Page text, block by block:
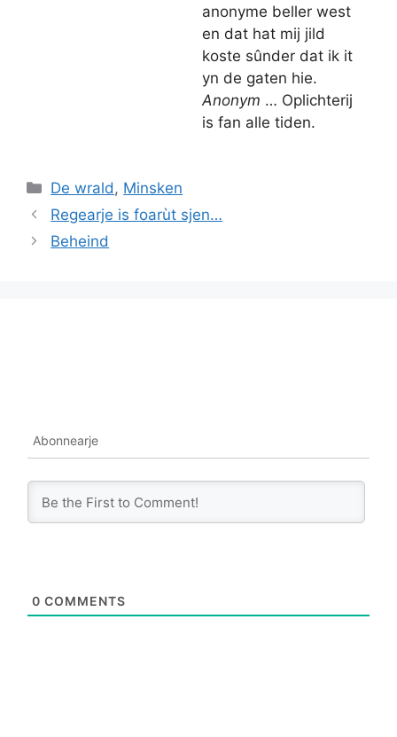
anonyme beller west
en dat hat mij jild
koste sûnder dat ik it
yn de gaten hie.
Anonym … Oplichterij
is fan alle tiden.
Categories
De wrald , Minsken
Regearje is foarùt sjen…
Beheind
Abonnearje
0 COMMENTS